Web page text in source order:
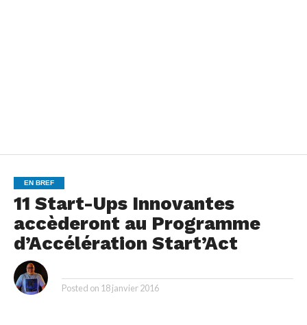
EN BREF
11 Start-Ups Innovantes
accèderont au Programme
d’Accélération Start’Act
Posted on 18 janvier 2016